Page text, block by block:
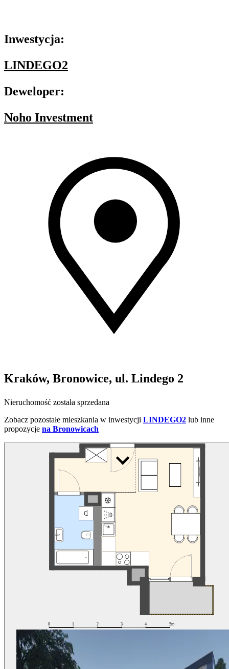
Inwestycja:
LINDEGO2
Deweloper:
Noho Investment
Kraków, Bronowice, ul. Lindego 2
Nieruchomość została sprzedana
Zobacz pozostałe mieszkania w inwestycji LINDEGO2 lub inne
propozycje na Bronowicach